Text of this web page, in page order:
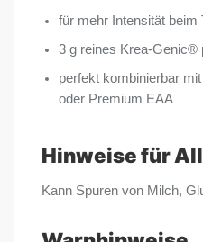
für mehr Intensität beim
3 g reines Krea-Genic®
perfekt kombinierbar
oder Premium EAA
Hinweise für
Kann Spuren von Milch,